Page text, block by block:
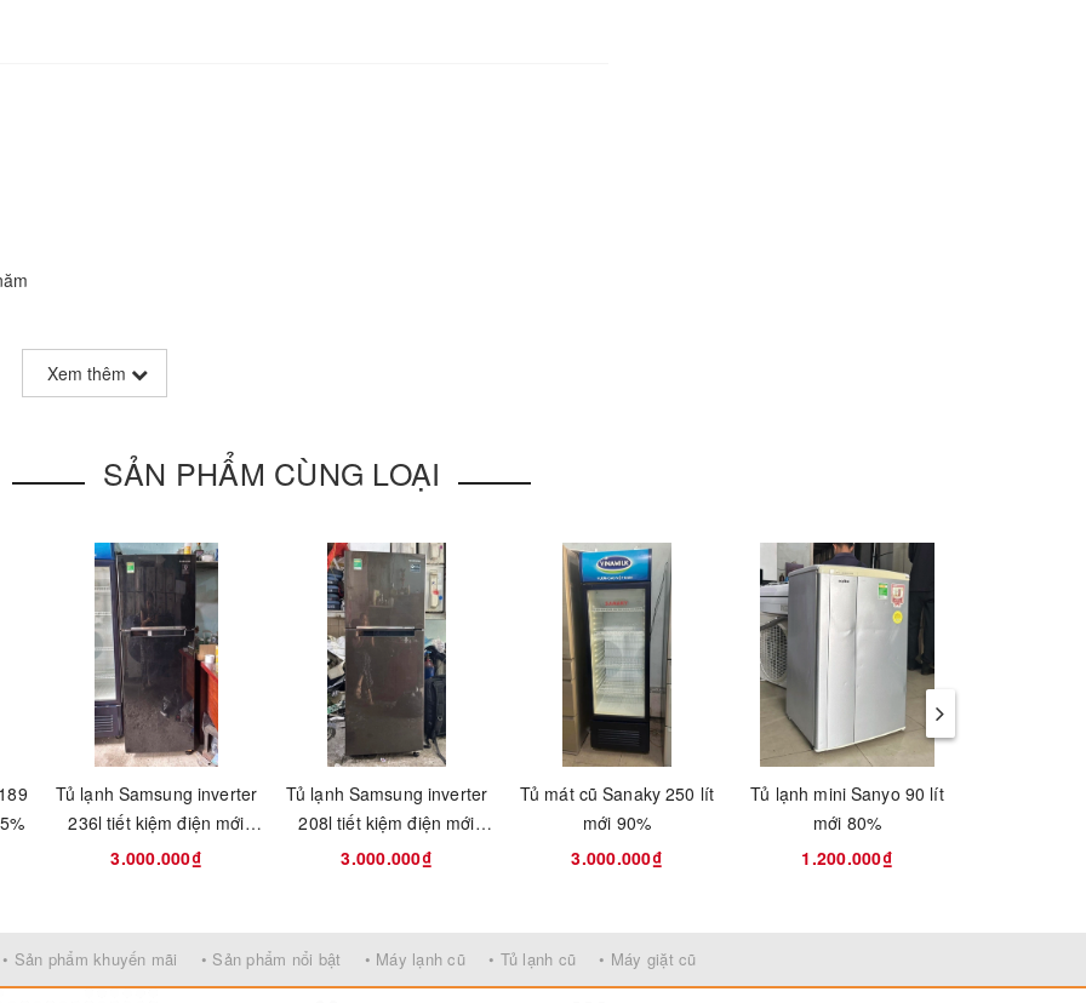
Phú TP.HCM
Xem thêm
SẢN PHẨM CÙNG LOẠI
Tủ lạnh Samsung inverter
236l tiết kiệm điện mới
90%
3.000.000₫
Tủ lạnh Samsung inverter
208l tiết kiệm điện mới
95%
3.000.000₫
Tủ mát cũ Sanaky 250 lít
mới 90%
3.000.000₫
Tủ lạnh mini Sanyo 90 lít
mới 80%
1.200.000₫
• Sản phẩm khuyến mãi • Sản phẩm nổi bật • Máy lạnh cũ • Tủ lạnh cũ • Máy giặt cũ